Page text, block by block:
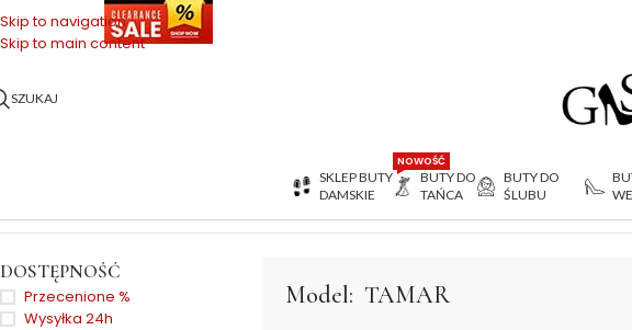
Skip to navigation
Skip to main content
SERII
SZUKAJ
SKLEP BUTY
DAMSKIE
BUTY DO
TAŃCA
NOWOŚĆ
BUTY DO
ŚLUBU
DOSTĘPNOŚĆ
Przecenione %
Wysyłka 24h
Model: TAMAR